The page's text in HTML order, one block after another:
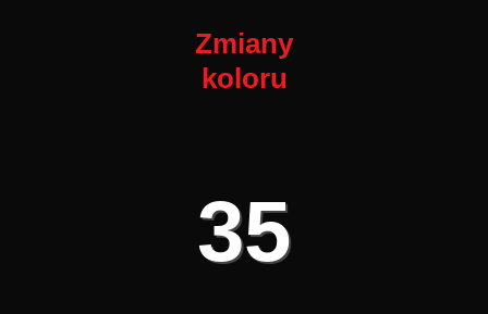
Zmiany
koloru
35